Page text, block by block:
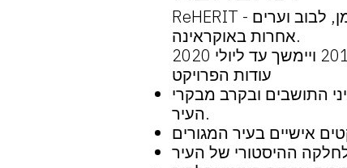
ReHERIT - פרויקט לחשיבה מחודשת, פיתוח והפעלת הפוטנציאל של המורשת התרבותית של אומן, לבוב וערים
אחרות באוקראינה.
עודות הפרויקט
התושבים ובקרב מבקרי
העיר.